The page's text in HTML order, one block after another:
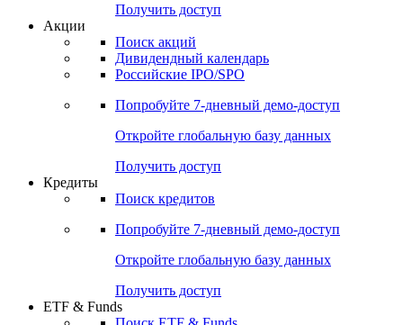
Получить доступ
Акции
Поиск акций
Дивидендный календарь
Российские IPO/SPO
Попробуйте 7-дневный демо-доступ
Откройте глобальную базу данных
Получить доступ
Кредиты
Поиск кредитов
Попробуйте 7-дневный демо-доступ
Откройте глобальную базу данных
Получить доступ
ETF & Funds